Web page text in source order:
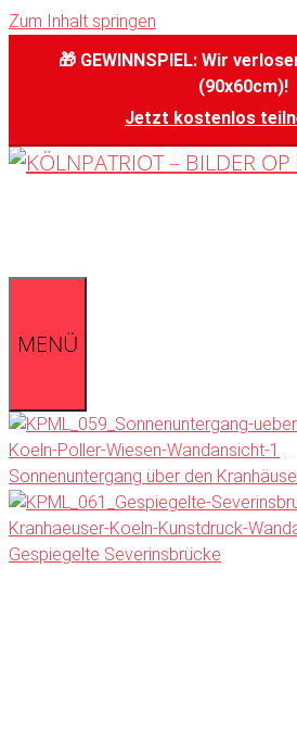
Zum Inhalt springen
🎁 GEWINNSPIEL: Wir
(90x60cm)!
Jetzt kostenlos
MENÜ
Sonnenuntergang über den
Gespiegelte Severinsbrücke